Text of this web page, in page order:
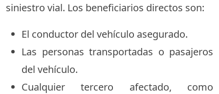
siniestro vial. Los beneficiarios directos son:
El conductor del vehículo asegurado.
Las personas transportadas o pasajeros
del vehículo.
Cualquier tercero afectado, como